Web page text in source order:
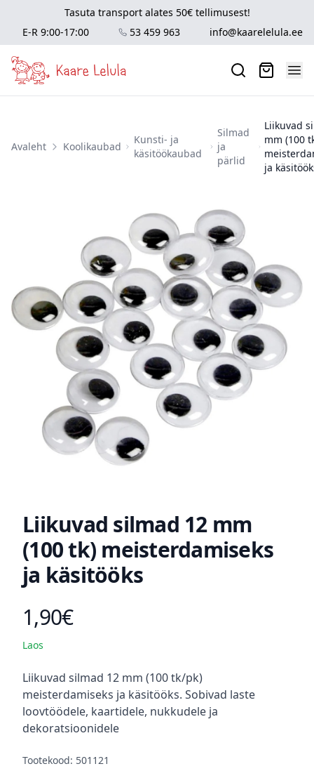
Tasuta transport alates 50€ tellimusest!
E-R 9:00-17:00
53 459 963 info@kaarelelula.ee
Avaleht Koolikaubad
Kunsti- ja
käsitöökaubad
Silmad
ja
pärlid
Liikuvad
mm (100
ja
Liikuvad silmad 12 mm
(100 tk) meisterdamiseks
ja käsitööks
Toote hind
1,90€
Laos
Kirjeldus
Liikuvad silmad 12 mm (100 tk/pk)
meisterdamiseks ja käsitööks. Sobivad laste
loovtöödele, kaartidele, nukkudele ja
dekoratsioonidele
Tootekood: 501121